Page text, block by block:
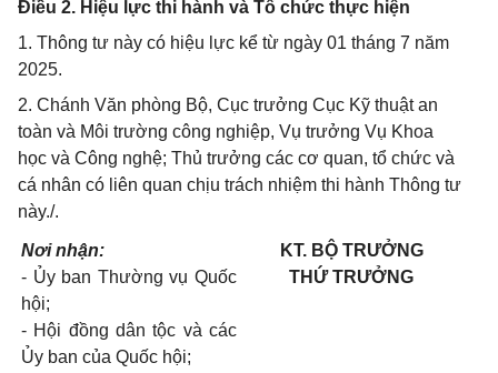
Điều 2. Hiệu lực thi hành và Tổ chức thực hiện
1. Thông tư này có hiệu lực kể từ ngày 01 tháng 7 năm
2025.
2. Chánh Văn phòng Bộ, Cục trưởng Cục Kỹ thuật an
toàn và Môi trường công nghiệp, Vụ trưởng Vụ Khoa
học và Công nghệ; Thủ trưởng các cơ quan, tổ chức và
cá nhân có liên quan chịu trách nhiệm thi hành Thông tư
này./.
Nơi nhận:
- Ủy ban Thường vụ Quốc
hội;
- Hội đồng dân tộc và các
Ủy ban của Quốc hội;
KT. BỘ TRƯỞNG
THỨ TRƯỞNG